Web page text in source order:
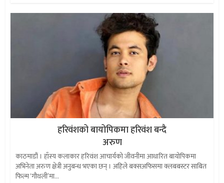
हरिवंशको बायोपिकमा हरिवंश बन्दै
अरुण
काठमाडौं । हाँस्य कलाकार हरिवंश आचार्यको जीवनीमा आधारित बायोपिकमा
अभिनेता अरुण क्षेत्री अनुबन्ध भएका छन् । अहिले बक्सअफिसमा क्लबबस्टर साबित
फिल्म ‘गौथली’मा...